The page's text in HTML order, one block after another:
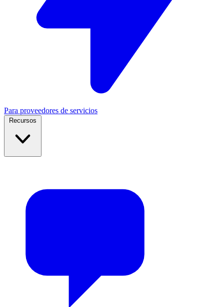
Para proveedores de servicios